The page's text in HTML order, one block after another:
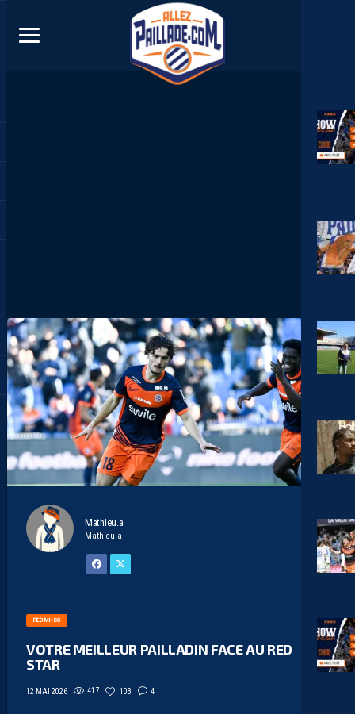
Mathieu.a
Mathieu.a
RED-MHSC
VOTRE MEILLEUR PAILLADIN FACE AU RED
STAR
12 MAI 2026 417 103 4